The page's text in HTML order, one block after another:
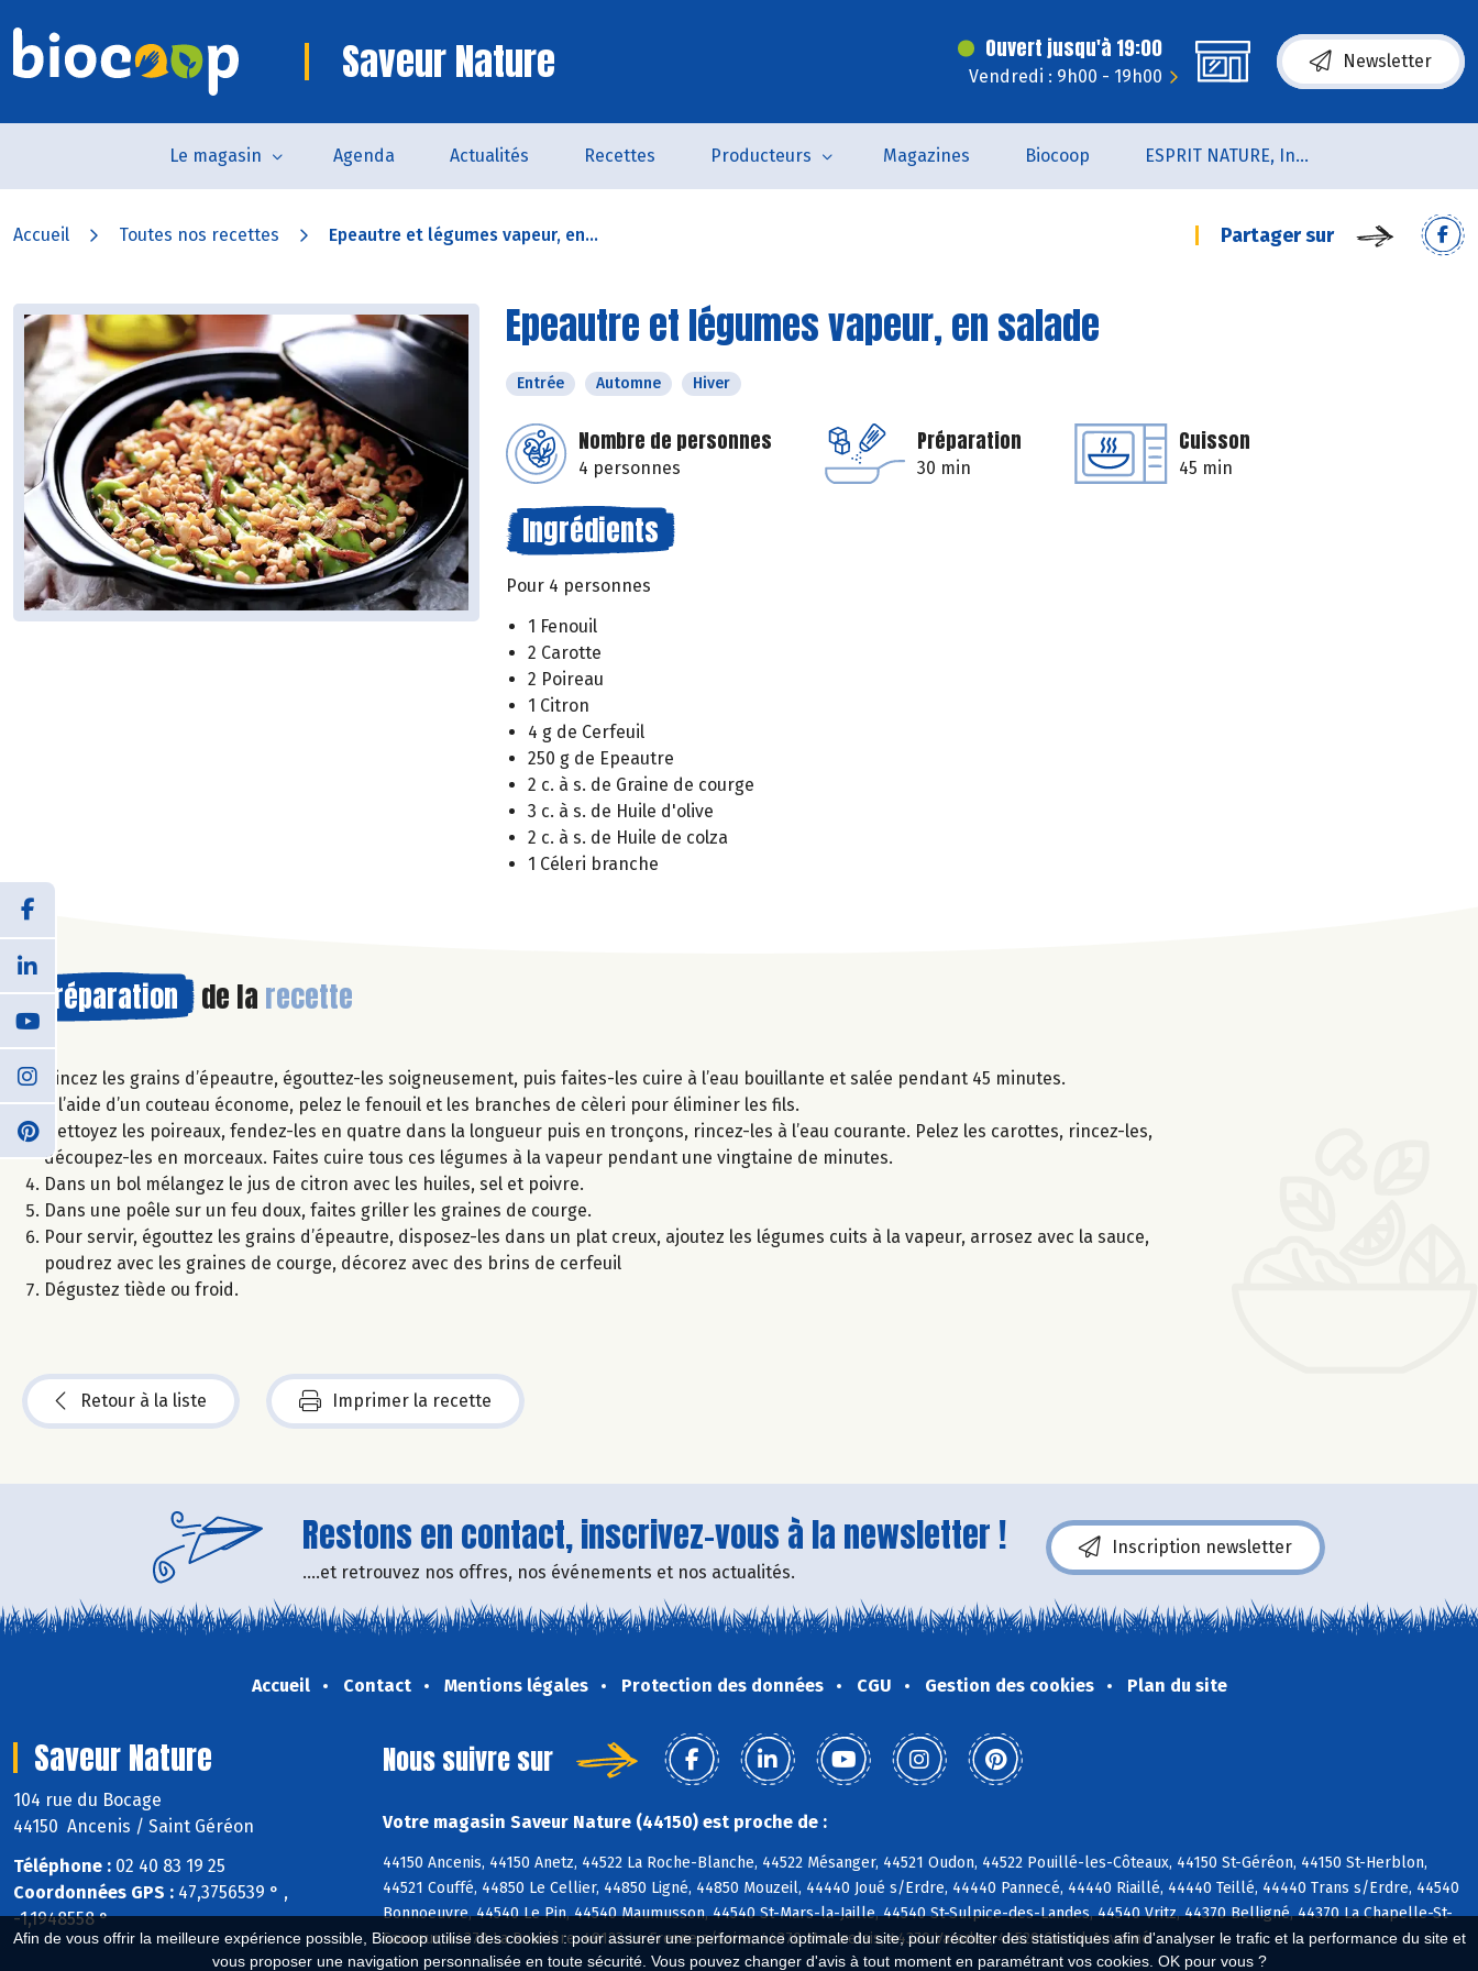
Afin de vous offrir la meilleure expérience possible, Biocoop utilise des cookies : pour assurer une performance optimale du site, pour récolter des statistiques afin d'analyser le trafic et la performance du site et
vous proposer une navigation personnalisée en toute sécurité. Vous pouvez changer d'avis à tout moment en paramétrant vos cookies. OK pour vous ?
Saveur Nature Ouvert jusqu'à 19:00
Vendredi : 9h00 - 19h00
Newsletter
Le magasin Agenda Actualités Recettes Producteurs Magazines Biocoop ESPRIT NATURE, Institut de Beauté et de Bien-être
Accueil Toutes nos recettes Epeautre et légumes vapeur, en... Partager sur
Epeautre et légumes vapeur, en salade
Entrée Automne Hiver
Nombre de personnes
4 personnes
Préparation
30 min
Cuisson
45 min
Ingrédients
Pour 4 personnes
1 Fenouil
2 Carotte
2 Poireau
1 Citron
4 g de Cerfeuil
250 g de Epeautre
2 c. à s. de Graine de courge
3 c. à s. de Huile d'olive
2 c. à s. de Huile de colza
1 Céleri branche
Préparation de la recette
Rincez les grains d’épeautre, égouttez-les soigneusement, puis faites-les cuire à l’eau bouillante et salée pendant 45 minutes.
A l’aide d’un couteau économe, pelez le fenouil et les branches de cèleri pour éliminer les fils.
Nettoyez les poireaux, fendez-les en quatre dans la longueur puis en tronçons, rincez-les à l’eau courante. Pelez les carottes, rincez-les,
découpez-les en morceaux. Faites cuire tous ces légumes à la vapeur pendant une vingtaine de minutes.
Dans un bol mélangez le jus de citron avec les huiles, sel et poivre.
Dans une poêle sur un feu doux, faites griller les graines de courge.
Pour servir, égouttez les grains d’épeautre, disposez-les dans un plat creux, ajoutez les légumes cuits à la vapeur, arrosez avec la sauce,
poudrez avec les graines de courge, décorez avec des brins de cerfeuil
Dégustez tiède ou froid.
Retour à la liste Imprimer la recette
Restons en contact, inscrivez-vous à la newsletter !
....et retrouvez nos offres, nos événements et nos actualités.
Inscription newsletter
Accueil Contact Mentions légales Protection des données CGU Gestion des cookies Plan du site
Saveur Nature
104 rue du Bocage
44150 Ancenis / Saint Géréon
Téléphone : 02 40 83 19 25
Coordonnées GPS : 47,3756539 ° ,
-1,1948558 °
Nous suivre sur
Votre magasin Saveur Nature (44150) est proche de :
44150 Ancenis, 44150 Anetz, 44522 La Roche-Blanche, 44522 Mésanger, 44521 Oudon, 44522 Pouillé-les-Côteaux, 44150 St-Géréon, 44150 St-Herblon,
44521 Couffé, 44850 Le Cellier, 44850 Ligné, 44850 Mouzeil, 44440 Joué s/Erdre, 44440 Pannecé, 44440 Riaillé, 44440 Teillé, 44440 Trans s/Erdre, 44540
Bonnoeuvre, 44540 Le Pin, 44540 Maumusson, 44540 St-Mars-la-Jaille, 44540 St-Sulpice-des-Landes, 44540 Vritz, 44370 Belligné, 44370 La Chapelle-St-
Sauveur, 44370 La Rouxière, 49123 Le Fresne s/Loire, 44370 Montrelais, 44370 Varades, 44520 Grand-Auverné